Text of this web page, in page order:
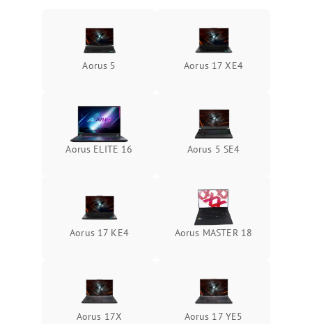
оперативной памяти:
вылеты приложений,
Подробнее →
Aorus 5 Aorus 17 XE4
Aorus ELITE 16 Aorus 5 SE4
Aorus 17 KE4 Aorus MASTER 18
Aorus 17X Aorus 17 YE5